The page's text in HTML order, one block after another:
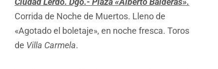
Corrida de Noche de Muertos. Lleno de
«Agotado el boletaje», en noche fresca. Toros
de Villa Carmela.